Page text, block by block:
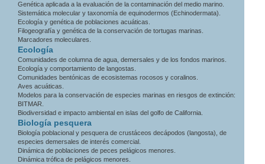
Genética aplicada a la evaluación de la contaminación del medio marino.
Sistemática molecular y taxonomía de equinodermos (Echinodermata).
Ecología y genética de poblaciones acuáticas.
Filogeografía y genética de la conservación de tortugas marinas.
Marcadores moleculares.
Ecología
Comunidades de columna de agua, demersales y de los fondos marinos.
Ecología y comportamiento de langostas.
Comunidades bentónicas de ecosistemas rocosos y coralinos.
Aves acuáticas.
Modelos para la conservación de especies marinas en riesgos de extinción:
BITMAR.
Biodiversidad e impacto ambiental en islas del golfo de California.
Biología pesquera
Biología poblacional y pesquera de crustáceos decápodos (langosta), de
especies demersales de interés comercial.
Dinámica de poblaciones de peces pelágicos menores.
Dinámica trófica de pelágicos menores.